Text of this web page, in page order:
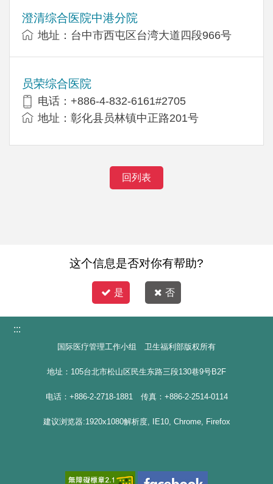
澄清综合医院中港分院
地址：台中市西屯区台湾大道四段966号
员荣综合医院
电话：+886-4-832-6161#2705
地址：彰化县员林镇中正路201号
回列表
这个信息是否对你有帮助?
是 否
:::
国际医疗管理工作小组 卫生福利部版权所有
地址：105台北市松山区民生东路三段130巷9号B2F
电话：+886-2-2718-1881 传真：+886-2-2514-0114
建议浏览器:1920x1080解析度, IE10, Chrome, Firefox